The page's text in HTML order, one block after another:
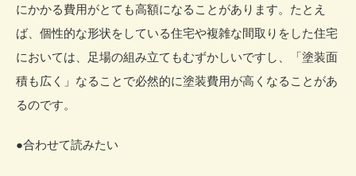
にかかる費用がとても高額になることがあります。たとえ
ば、個性的な形状をしている住宅や複雑な間取りをした住宅
においては、足場の組み立てもむずかしいですし、「塗装面
積も広く」なることで必然的に塗装費用が高くなることがあ
るのです。
●合わせて読みたい